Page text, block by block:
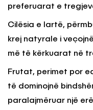
preferuarat e
Cilësia e lartë,
krej natyrale i
më të kërkuarat në
Frutat, perimet por
të dominojnë
paralajmëruar një